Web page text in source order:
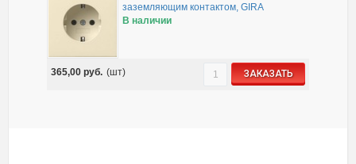
заземляющим контактом, GIRA
В наличии
365,00 руб. (шт) ЗАКАЗАТЬ